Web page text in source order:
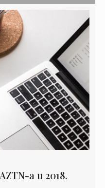
a u 2018.